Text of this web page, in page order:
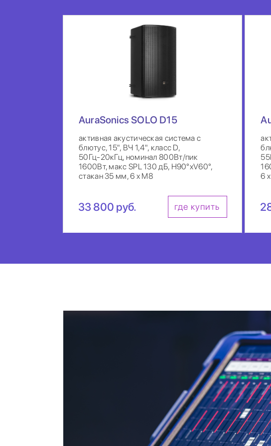
AuraSonics SOLO D15
активная акустическая система с
блютус, 15", ВЧ 1,4", класс D,
50Гц-20кГц, номинал 800Вт/пик
1600Вт, макс SPL 130 дБ, H90°xV60°,
стакан 35 мм, 6 x M8
33 800 руб. где купить
6